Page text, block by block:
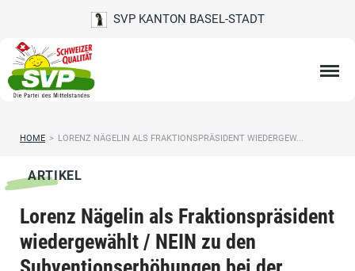
SVP KANTON BASEL-STADT
HOME > LORENZ NÄGELIN ALS FRAKTIONSPRÄSIDENT WIEDERGEW...
ARTIKEL
Lorenz Nägelin als Fraktionspräsident
wiedergewählt / NEIN zu den